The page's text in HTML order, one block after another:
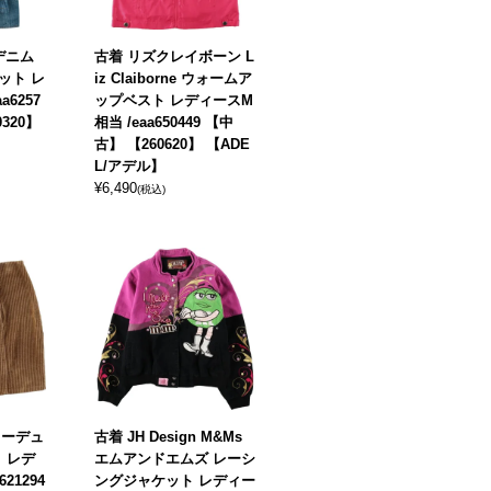
ニム
ト レ
】
古着 リズクレイボーン L
iz Claiborne ウォームア
ップベスト レディースM
相当 /eaa650449 【中
古】 【260620】 【ADE
L/アデル】
¥6,490(税込)
デュ
レデ
古着 JH Design M&Ms
エムアンドエムズ レーシ
ングジャケット レディー